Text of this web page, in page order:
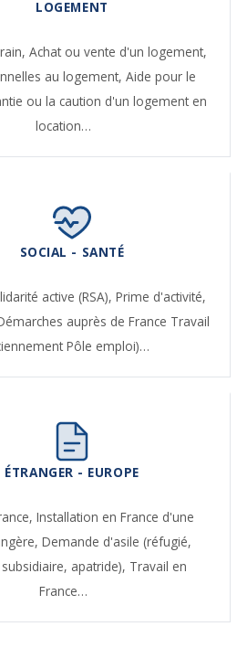
LOGEMENT
Achat ou vente d'un logement,
au logement,Aide pour le
ou la caution d'un logement en
location…
SOCIAL - SANTÉ
active (RSA),Prime d'activité,
auprès de France Travail
Pôle emploi)…
ÉTRANGER - EUROPE
Installation en France d'une
Demande d'asile (réfugié,
apatride), Travail en
France…